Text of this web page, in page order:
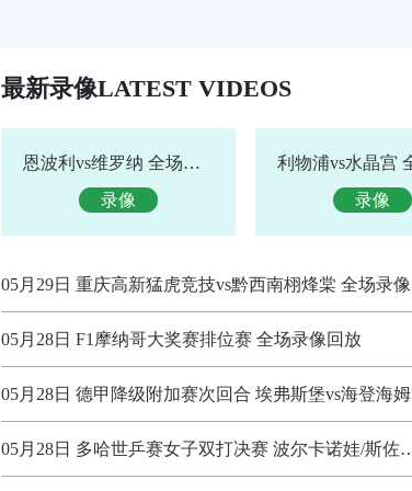
最新录像LATEST VIDEOS
恩波利vs维罗纳 全场录像回放
录像
录像
05月29日 重庆高新猛虎竞技vs黔西南栩烽棠 全场录像
05月28日 F1摩纳哥大奖赛排位赛 全场录像回放
05月28日 德甲降级附加赛次回合 埃弗斯堡vs海登海姆 全场录像回放
05月28日 多哈世乒赛女子双打决赛 波尔卡诺娃/斯佐科斯vs王曼昱/蒯曼 全场录像回放